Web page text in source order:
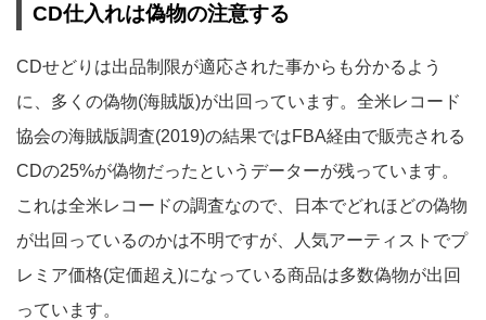
CD仕入れは偽物の注意する
CDせどりは出品制限が適応された事からも分かるよう
に、多くの偽物(海賊版)が出回っています。全米レコード
協会の海賊版調査(2019)の結果ではFBA経由で販売される
CDの25%が偽物だったというデーターが残っています。
これは全米レコードの調査なので、日本でどれほどの偽物
が出回っているのかは不明ですが、人気アーティストでプ
レミア価格(定価超え)になっている商品は多数偽物が出回
っています。